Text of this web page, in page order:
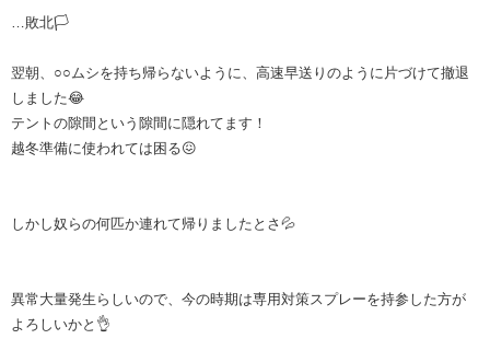
…敗北🏳️
翌朝、○○ムシを持ち帰らないように、高速早送りのように片づけて撤退
しました😂
テントの隙間という隙間に隠れてます！
越冬準備に使われては困る😖
しかし奴らの何匹か連れて帰りましたとさ💦
異常大量発生らしいので、今の時期は専用対策スプレーを持参した方が
よろしいかと👌